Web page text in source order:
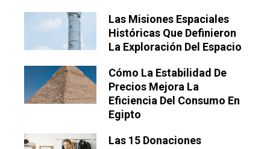
Las Misiones Espaciales
Históricas Que Definieron
La Exploración Del Espacio
Cómo La Estabilidad De
Precios Mejora La
Eficiencia Del Consumo En
Egipto
Las 15 Donaciones